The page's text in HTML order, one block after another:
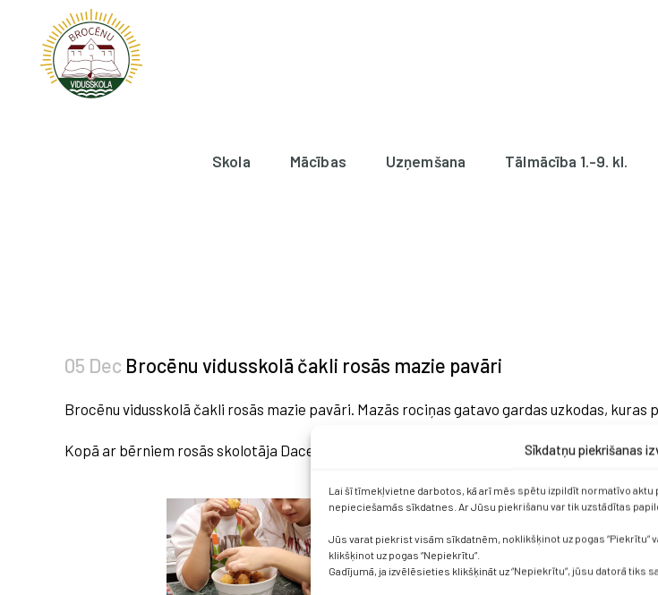
Sīkdatņu piekrišanas
Lai šī tīmekļvietne darbotos, kā arī mēs spētu izpildīt normatīvo aktu
nepieciešamās sīkdatnes. Ar Jūsu piekrišanu var tik uzstādītas
Jūs varat piekrist visām sīkdatnēm, noklikšķinot uz pogas “Piekrītu”
klikšķinot uz pogas “Nepiekrītu”.
Gadījumā, ja izvēlēsieties klikšķināt uz “Nepiekrītu”, jūsu datorā tiks
Skola Mācības Uzņemšana Tālmācība 1.-9. kl.
05 Dec Brocēnu vidusskolā čakli rosās mazie pavāri
Brocēnu vidusskolā čakli rosās mazie pavāri. Mazās rociņas gatavo gardas uzkodas,
Kopā ar bērniem rosās skolotāja Dace Nīmane.